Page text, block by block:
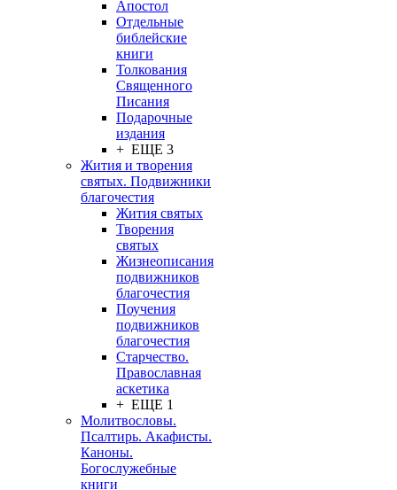
Апостол
Отдельные
библейские
книги
Толкования
Священного
Писания
Подарочные
издания
+ ЕЩЕ 3
Жития и творения
святых. Подвижники
благочестия
Жития святых
Творения
святых
Жизнеописания
подвижников
благочестия
Поучения
подвижников
благочестия
Старчество.
Православная
аскетика
+ ЕЩЕ 1
Молитвословы.
Псалтирь. Акафисты.
Каноны.
Богослужебные
книги